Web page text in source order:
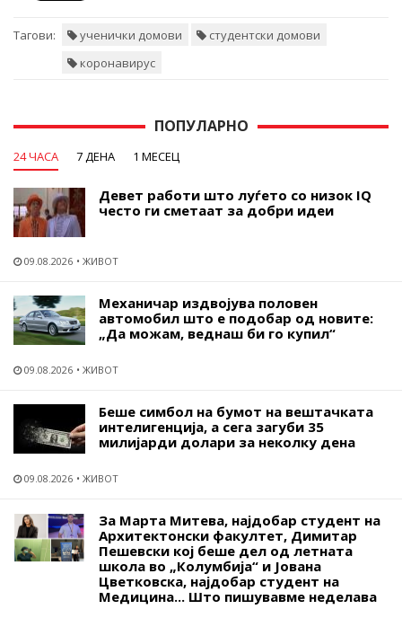
Тагови: ученички домови
студентски домови
коронавирус
ПОПУЛАРНО
24 ЧАСА 7 ДЕНА 1 МЕСЕЦ
Девет работи што луѓето со низок IQ
често ги сметаат за добри идеи
09.08.2026 ЖИВОТ
Механичар издвојува половен
автомобил што е подобар од новите:
„Да можам, веднаш би го купил“
09.08.2026 ЖИВОТ
Беше симбол на бумот на вештачката
интелигенција, а сега загуби 35
милијарди долари за неколку дена
09.08.2026 ЖИВОТ
За Марта Митева, најдобар студент на
Архитектонски факултет, Димитар
Пешевски кој беше дел од летната
школа во „Колумбија“ и Јована
Цветковска, најдобар студент на
Медицина... Што пишувавме неделава